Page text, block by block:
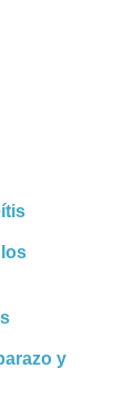
y